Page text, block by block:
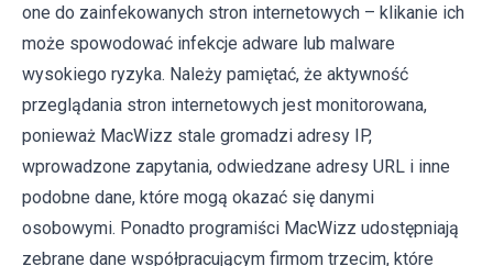
one do zainfekowanych stron internetowych – klikanie ich
może spowodować infekcje adware lub malware
wysokiego ryzyka. Należy pamiętać, że aktywność
przeglądania stron internetowych jest monitorowana,
ponieważ MacWizz stale gromadzi adresy IP,
wprowadzone zapytania, odwiedzane adresy URL i inne
podobne dane, które mogą okazać się danymi
osobowymi. Ponadto programiści MacWizz udostępniają
zebrane dane współpracującym firmom trzecim, które